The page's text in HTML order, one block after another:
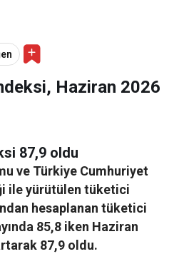
Haziran 2026
87,9 oldu
ve Türkiye Cumhuriyet
ile yürütülen tüketici
hesaplanan tüketici
85,8 iken Haziran
87,9 oldu.